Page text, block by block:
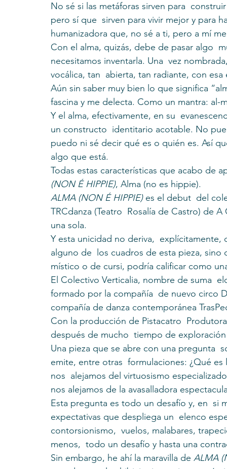
No sé si las metáforas sirven para
pero sí que  sirven para vivir mejor y para
humanizadora que, no sé a ti, pero a mí
Con el alma, quizás, debe de pasar algo
necesitamos inventarla. Una  vez
vocálica, tan  abierta, tan radiante, con
Aún sin saber muy bien lo que significa
fascina y me delecta. Como un mantra: al-
Y el alma, efectivamente, en su
un constructo  identitario acotable. No
puedo ni sé decir qué es o quién es. Así
algo que está.
Todas estas características que acabo de
(NON É HIPPIE), Alma (no es hippie).
ALMA (NON É HIPPIE) es el debut  del
TRCdanza (Teatro  Rosalía de Castro) de
una sola.
Y esta unicidad no deriva,
alguno de  los cuadros de esta pieza,
místico o de cursi, podría calificar como
El Colectivo Verticalia, nombre de suma
formado por la compañía  de nuevo circo
compañía de danza contemporánea
Con la producción de Pistacatro
después de mucho  tiempo de
Una pieza que se abre con una pregunta
emite, entre otras  formulaciones: ¿Qué
nos  alejamos del virtuosismo
nos alejamos de la avasalladora
Esta pregunta es todo un desafío y, en  si
expectativas que despliega un  elenco
contorsionismo,  vuelos, malabares,
menos,  todo un desafío y hasta una
Sin embargo, he ahí la maravilla de ALMA